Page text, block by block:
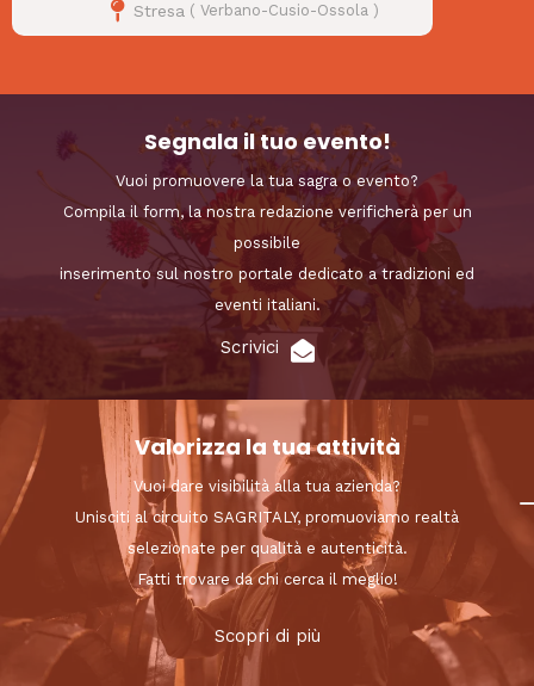
Stresa ( Verbano-Cusio-Ossola)
Segnala il tuo evento!
Vuoi promuovere la tua sagra o evento?
Compila il form, la nostra redazione verificherà per un
possibile
inserimento sul nostro portale dedicato a tradizioni ed
eventi italiani.
Scrivici
Valorizza la tua attività
Vuoi dare visibilità alla tua azienda?
Unisciti al circuito SAGRITALY, promuoviamo realtà
selezionate per qualità e autenticità.
Fatti trovare da chi cerca il meglio!
Scopri di più